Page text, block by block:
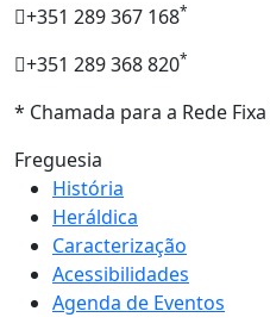
+351 289 367 168*
+351 289 368 820*
* Chamada para a Rede
Freguesia
História
Heráldica
Caracterização
Acessibilidades
Agenda de Eventos